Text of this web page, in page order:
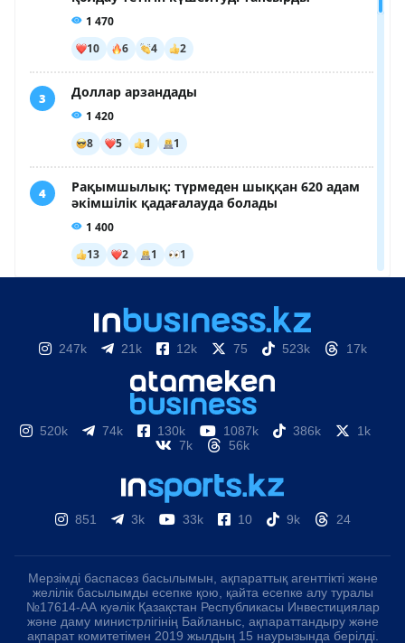
247k 21k 12k 75 523k 17k
520k 74k 130k 1087k 386k
1k
7k
56k
851 3k 33k 10 9k 24
Мерзімді баспасөз басылымын, ақпараттық агенттікті және
желілік басылымды есепке қою, қайта есепке алу туралы
№17614-АА куәлік Қазақстан Республикасы Инвестициялар
және даму министрлігінің Байланыс, ақпараттандыру және
ақпарат комитетімен 2019 жылдың 15 наурызында берілді.